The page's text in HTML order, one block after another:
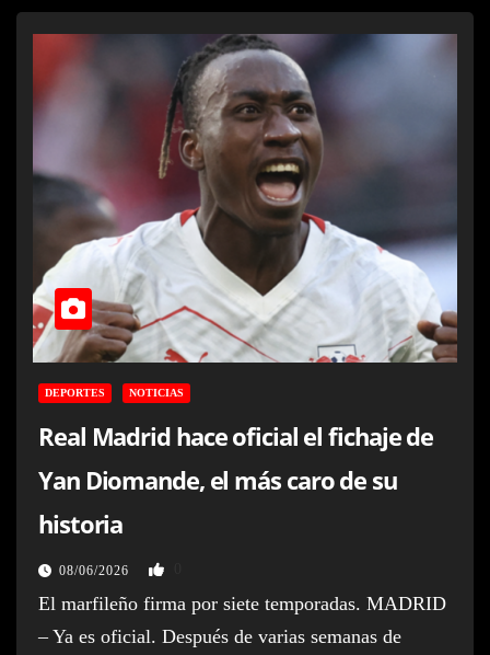
DEPORTES NOTICIAS
Real Madrid hace oficial el fichaje de
Yan Diomande, el más caro de su
historia
08/06/2026
El marfileño firma por siete temporadas. MADRID
– Ya es oficial. Después de varias semanas de